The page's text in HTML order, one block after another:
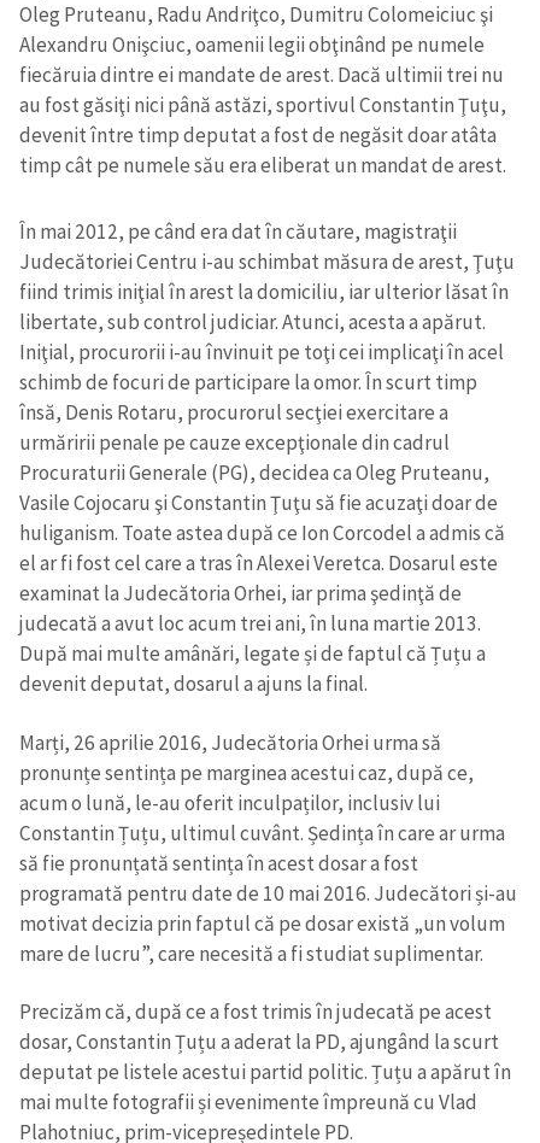
Oleg Pruteanu, Radu Andriţco, Dumitru Colomeiciuc şi
Alexandru Onişciuc, oamenii legii obţinând pe numele
fiecăruia dintre ei mandate de arest. Dacă ultimii trei nu
au fost găsiţi nici până astăzi, sportivul Constantin Ţuţu,
devenit între timp deputat a fost de negăsit doar atâta
timp cât pe numele său era eliberat un mandat de arest.
În mai 2012, pe când era dat în căutare, magistraţii
Judecătoriei Centru i-au schimbat măsura de arest, Ţuţu
fiind trimis iniţial în arest la domiciliu, iar ulterior lăsat în
libertate, sub control judiciar. Atunci, acesta a apărut.
Iniţial, procurorii i-au învinuit pe toţi cei implicaţi în acel
schimb de focuri de participare la omor. În scurt timp
însă, Denis Rotaru, procurorul secţiei exercitare a
urmăririi penale pe cauze excepţionale din cadrul
Procuraturii Generale (PG), decidea ca Oleg Pruteanu,
Vasile Cojocaru şi Constantin Ţuţu să fie acuzaţi doar de
huliganism. Toate astea după ce Ion Corcodel a admis că
el ar fi fost cel care a tras în Alexei Veretca. Dosarul este
examinat la Judecătoria Orhei, iar prima şedinţă de
judecată a avut loc acum trei ani, în luna martie 2013.
După mai multe amânări, legate și de faptul că Țuțu a
devenit deputat, dosarul a ajuns la final.
Marți, 26 aprilie 2016, Judecătoria Orhei urma să
pronunțe sentința pe marginea acestui caz, după ce,
acum o lună, le-au oferit inculpaților, inclusiv lui
Constantin Țuțu, ultimul cuvânt. Ședința în care ar urma
să fie pronunțată sentința în acest dosar a fost
programată pentru date de 10 mai 2016. Judecători și-au
motivat decizia prin faptul că pe dosar există „un volum
mare de lucru”, care necesită a fi studiat suplimentar.
Precizăm că, după ce a fost trimis în judecată pe acest
dosar, Constantin Țuțu a aderat la PD, ajungând la scurt
deputat pe listele acestui partid politic. Țuțu a apărut în
mai multe fotografii și evenimente împreună cu Vlad
Plahotniuc, prim-vicepreședintele PD.